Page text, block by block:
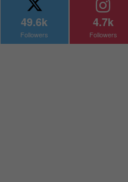
49.6k
Followers
4.7k
Followers